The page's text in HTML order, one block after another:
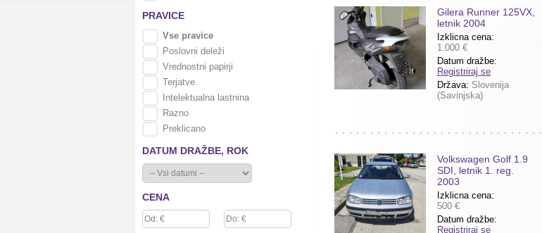
PRAVICE
Vse pravice
Poslovni deleži
Vrednostni papirji
Terjatve
Intelektualna lastnina
Razno
Preklicano
DATUM DRAŽBE, ROK
CENA
Gilera Runner 125VX,
letnik 2004
Izklicna cena:
1.000 €
Datum dražbe:
Registriraj se
Država: Slovenija
(Savinjska)
Volkswagen Golf 1.9
SDI, letnik 1. reg.
2003
Izklicna cena:
500 €
Datum dražbe:
Registriraj se